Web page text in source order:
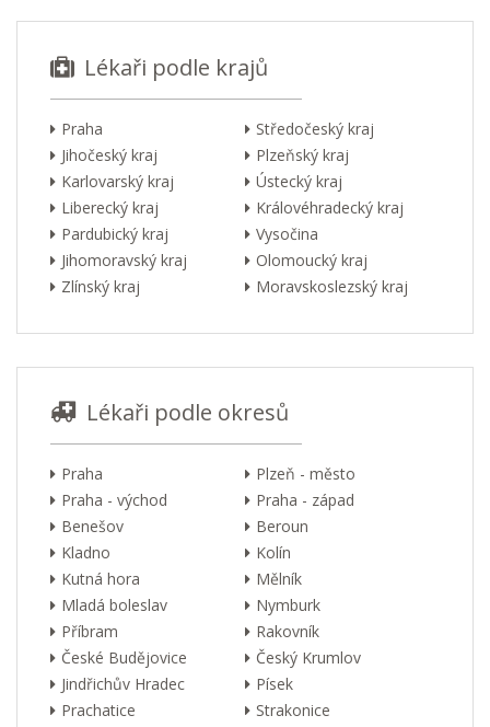
Lékaři podle krajů
Praha
Středočeský kraj
Jihočeský kraj
Plzeňský kraj
Karlovarský kraj
Ústecký kraj
Liberecký kraj
Královéhradecký kraj
Pardubický kraj
Vysočina
Jihomoravský kraj
Olomoucký kraj
Zlínský kraj
Moravskoslezský kraj
Lékaři podle okresů
Praha
Plzeň - město
Praha - východ
Praha - západ
Benešov
Beroun
Kladno
Kolín
Kutná hora
Mělník
Mladá boleslav
Nymburk
Příbram
Rakovník
České Budějovice
Český Krumlov
Jindřichův Hradec
Písek
Prachatice
Strakonice